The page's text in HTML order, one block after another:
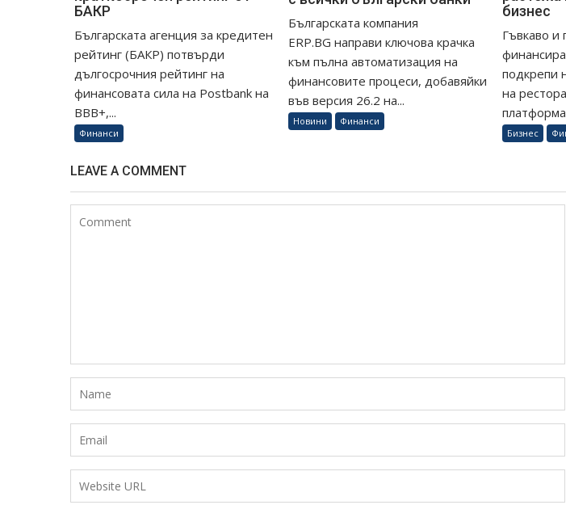
БАКР
Българската агенция за кредитен
рейтинг (БАКР) потвърди
дългосрочния рейтинг на
финансовата сила на Postbank на
BBB+,...
Финанси
Българската компания
ERP.BG направи ключова крачка
към пълна автоматизация на
финансовите процеси, добавяйки
във версия 26.2 на...
Новини Финанси
бизнес
Гъвкаво и
подкрепи
на
Бизнес
LEAVE A COMMENT